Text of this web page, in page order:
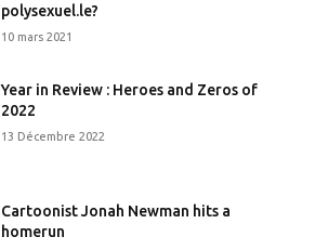
polysexuel.le?
10 mars 2021
Year in Review : Heroes and Zeros of
2022
13 Décembre 2022
Cartoonist Jonah Newman hits a
homerun